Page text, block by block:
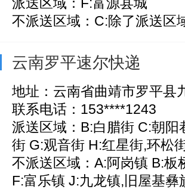
不派送区域：C:除了派送区
云南罗平速尔快递
地址：云南省曲靖市罗平县
联系电话：153****1243
派送区域：B:白腊街 C:朝
街 G:观音街 H:红星街,环松
不派送区域：A:阿岗镇 B:板
F:富乐镇 J:九龙镇,旧屋基彝